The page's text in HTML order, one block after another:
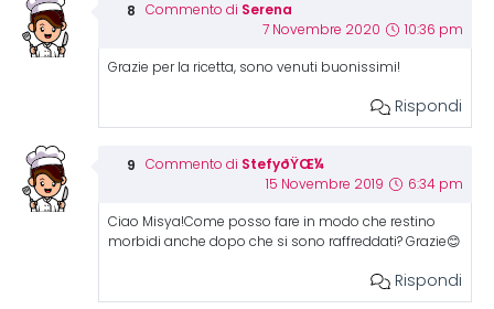
Commento di Serena
7 Novembre 2020 10:36 pm
Grazie per la ricetta, sono venuti buonissimi!
Rispondi
Commento di StefyðŸŒ¼
15 Novembre 2019 6:34 pm
Ciao Misya!Come posso fare in modo che restino
morbidi anche dopo che si sono raffreddati? Grazie😊
Rispondi